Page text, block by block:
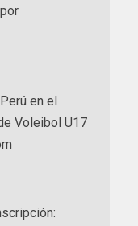
en el
Voleibol U17